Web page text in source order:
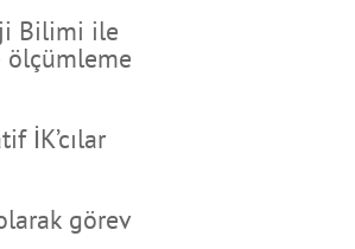
Bilimi ile
ölçümleme
İK’cılar
görev